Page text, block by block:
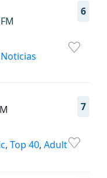
6
Noticias
7
, Top 40, Adult